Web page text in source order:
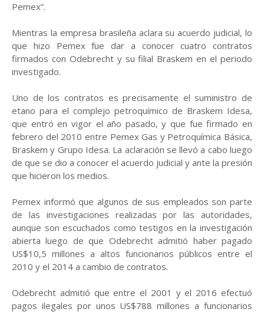
Pemex”.
Mientras la empresa brasileña aclara su acuerdo judicial, lo
que hizo Pemex fue dar a conocer cuatro contratos
firmados con Odebrecht y su filial Braskem en el periodo
investigado.
Uno de los contratos es precisamente el suministro de
etano para el complejo petroquímico de Braskem Idesa,
que entró en vigor el año pasado, y que fue firmado en
febrero del 2010 entre Pemex Gas y Petroquímica Básica,
Braskem y Grupo Idesa. La aclaración se llevó a cabo luego
de que se dio a conocer el acuerdo judicial y ante la presión
que hicieron los medios.
Pemex informó que algunos de sus empleados son parte
de las investigaciones realizadas por las autoridades,
aunque son escuchados como testigos en la investigación
abierta luego de que Odebrecht admitió haber pagado
US$10,5 millones a altos funcionarios públicos entre el
2010 y el 2014 a cambio de contratos.
Odebrecht admitió que entre el 2001 y el 2016 efectuó
pagos ilegales por unos US$788 millones a funcionarios